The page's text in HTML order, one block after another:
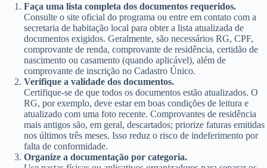
Faça uma lista completa dos documentos requeridos.
Consulte o site oficial do programa ou entre em contato com a
secretaria de habitação local para obter a lista atualizada de
documentos exigidos. Geralmente, são necessários RG, CPF,
comprovante de renda, comprovante de residência, certidão de
nascimento ou casamento (quando aplicável), além de
comprovante de inscrição no Cadastro Único.
Verifique a validade dos documentos.
Certifique-se de que todos os documentos estão atualizados. O
RG, por exemplo, deve estar em boas condições de leitura e
atualizado com uma foto recente. Comprovantes de residência
mais antigos são, em geral, descartados; priorize faturas emitidas
nos últimos três meses. Isso reduz o risco de indeferimento por
falta de conformidade.
Organize a documentação por categoria.